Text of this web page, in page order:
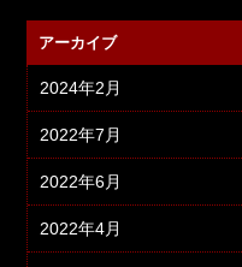
アーカイブ
2024年2月
2022年7月
2022年6月
2022年4月